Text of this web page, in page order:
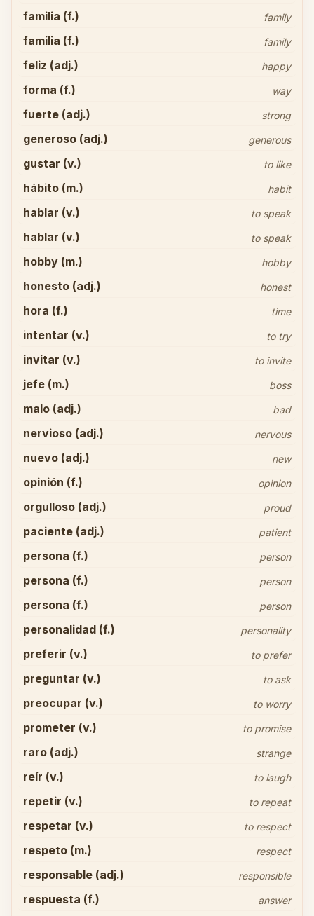
familia (f.) family
familia (f.) family
feliz (adj.) happy
forma (f.) way
fuerte (adj.) strong
generoso (adj.) generous
gustar (v.) to like
hábito (m.) habit
hablar (v.) to speak
hablar (v.) to speak
hobby (m.) hobby
honesto (adj.) honest
hora (f.) time
intentar (v.) to try
invitar (v.) to invite
jefe (m.) boss
malo (adj.) bad
nervioso (adj.) nervous
nuevo (adj.) new
opinión (f.) opinion
orgulloso (adj.) proud
paciente (adj.) patient
persona (f.) person
persona (f.) person
persona (f.) person
personalidad (f.) personality
preferir (v.) to prefer
preguntar (v.) to ask
preocupar (v.) to worry
prometer (v.) to promise
raro (adj.) strange
reír (v.) to laugh
repetir (v.) to repeat
respetar (v.) to respect
respeto (m.) respect
responsable (adj.) responsible
respuesta (f.) answer